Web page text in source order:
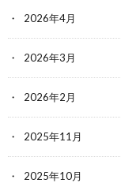
2026年4月
2026年3月
2026年2月
2025年11月
2025年10月